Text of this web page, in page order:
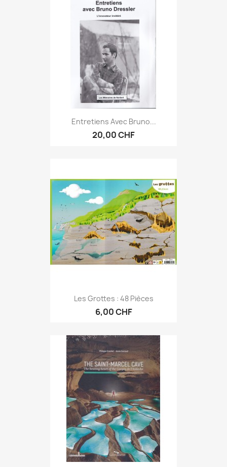
Entretiens Avec Bruno...
20,00 CHF
Les Grottes : 48 Pièces
6,00 CHF